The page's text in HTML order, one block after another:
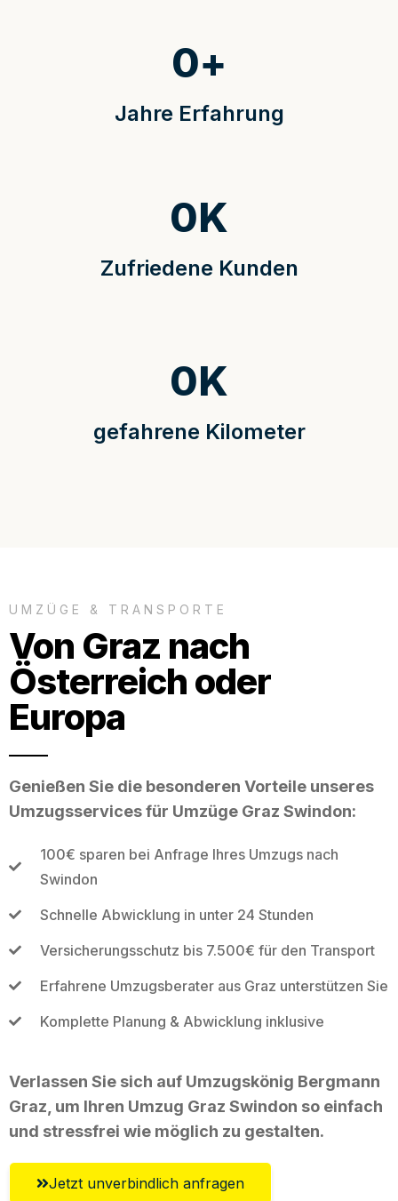
Jahre Erfahrung
0+
Zufriedene Kunden
0K
gefahrene Kilometer
0K
UMZÜGE & TRANSPORTE
Von Graz nach
Österreich oder
Europa
Genießen Sie die besonderen Vorteile unseres
Umzugsservices für Umzüge Graz Swindon:
100€ sparen bei Anfrage Ihres Umzugs nach
Swindon
Schnelle Abwicklung in unter 24 Stunden
Versicherungsschutz bis 7.500€ für den Transport
Erfahrene Umzugsberater aus Graz unterstützen Sie
Komplette Planung & Abwicklung inklusive
Verlassen Sie sich auf Umzugskönig Bergmann
Graz, um Ihren Umzug Graz Swindon so einfach
und stressfrei wie möglich zu gestalten.
Jetzt unverbindlich anfragen